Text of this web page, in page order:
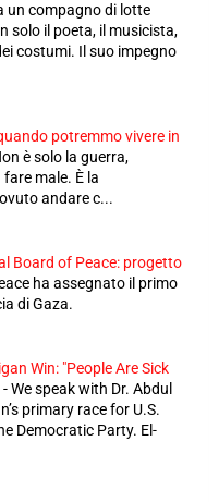
un compagno di lotte
solo il poeta, il musicista,
costumi. Il suo impegno
potremmo vivere in
è solo la guerra,
male. È la
andare c...
Board of Peace: progetto
ha assegnato il primo
di Gaza.
Win: "People Are Sick
-We speak with Dr. Abdul
primary race for U.S.
Democratic Party. El-